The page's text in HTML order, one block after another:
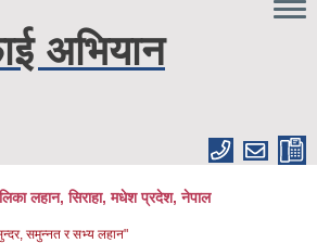
अभियान
लहान, सिराहा, मधेश प्रदेश, नेपाल
समुन्नत र सभ्य लहान"